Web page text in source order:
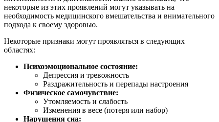
некоторые из этих проявлений могут указывать на
необходимость медицинского вмешательства и внимательного
подхода к своему здоровью.
Некоторые признаки могут проявляться в следующих
областях:
Психоэмоциональное состояние:
Депрессия и тревожность
Раздражительность и перепады настроения
Физическое самочувствие:
Утомляемость и слабость
Изменения в весе (потеря или набор)
Нарушения сна: